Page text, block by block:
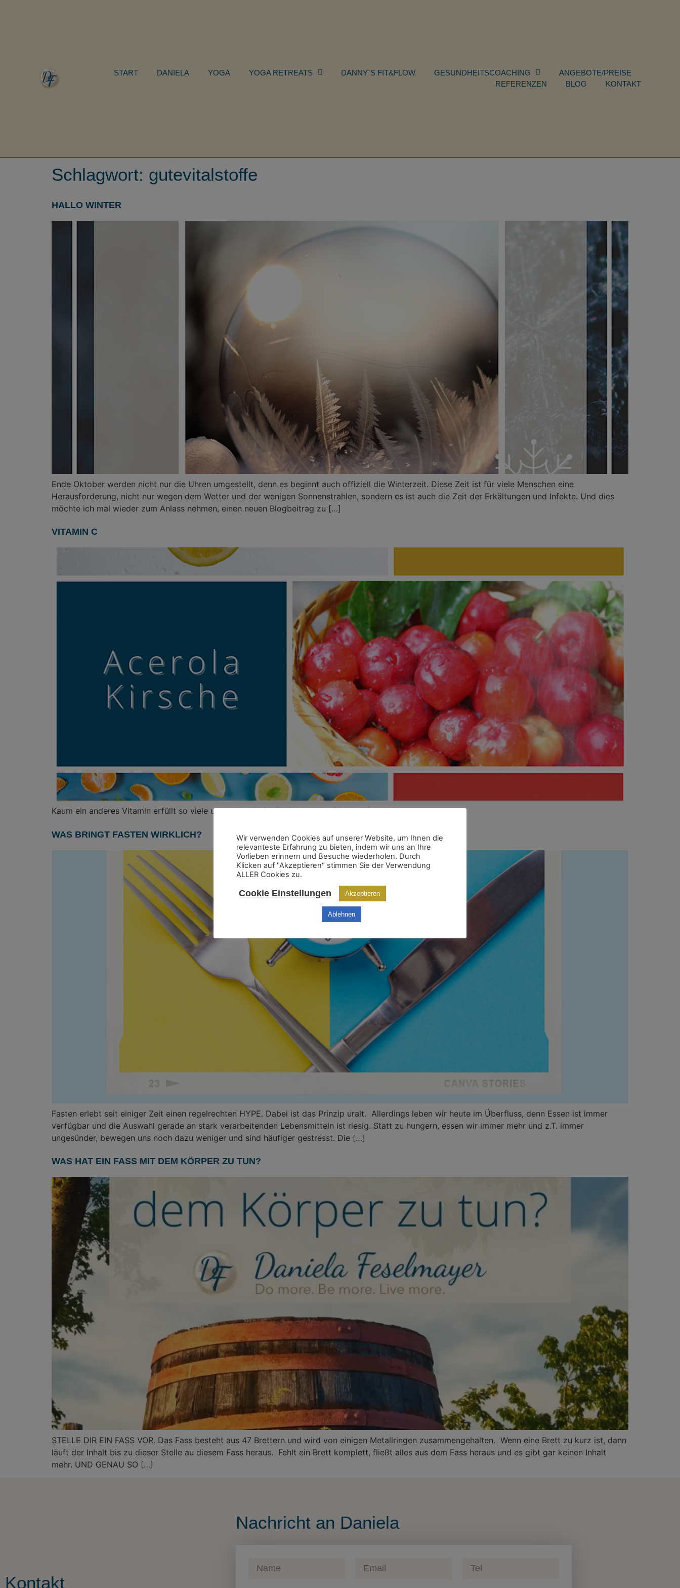
START DANIELA YOGA YOGA RETREATS DANNY`S FIT&FLOW GESUNDHEITSCOACHING
ANGEBOTE/PREISE
REFERENZEN
BLOG KONTAKT
Schlagwort: gutevitalstoffe
HALLO WINTER
Ende Oktober werden nicht nur die Uhren umgestellt, denn es beginnt auch offiziell die Winterzeit. Diese Zeit ist für viele Menschen eine
Herausforderung, nicht nur wegen dem Wetter und der wenigen Sonnenstrahlen, sondern es ist auch die Zeit der Erkältungen und Infekte. Und dies
möchte ich mal wieder zum Anlass nehmen, einen neuen Blogbeitrag zu […]
VITAMIN C
Kaum ein anderes Vitamin erfüllt so viele unterschiedliche Funktionen wie Vitamin C.
WAS BRINGT FASTEN WIRKLICH?
Fasten erlebt seit einiger Zeit einen regelrechten HYPE. Dabei ist das Prinzip uralt. Allerdings leben wir heute im Überfluss, denn Essen ist immer
verfügbar und die Auswahl gerade an stark verarbeitenden Lebensmitteln ist riesig. Statt zu hungern, essen wir immer mehr und z.T. immer
ungesünder, bewegen uns noch dazu weniger und sind häufiger gestresst. Die […]
WAS HAT EIN FASS MIT DEM KÖRPER ZU TUN?
STELLE DIR EIN FASS VOR. Das Fass besteht aus 47 Brettern und wird von einigen Metallringen zusammengehalten. Wenn eine Brett zu kurz ist, dann
läuft der Inhalt bis zu dieser Stelle au diesem Fass heraus. Fehlt ein Brett komplett, fließt alles aus dem Fass heraus und es gibt gar keinen Inhalt
mehr. UND GENAU SO […]
Kontakt
Nachricht an Daniela
Wir verwenden Cookies auf unserer Website, um Ihnen die
relevanteste Erfahrung zu bieten, indem wir uns an Ihre
Vorlieben erinnern und Besuche wiederholen. Durch
Klicken auf "Akzeptieren" stimmen Sie der Verwendung
ALLER Cookies zu.
Cookie Einstellungen Akzeptieren
Ablehnen